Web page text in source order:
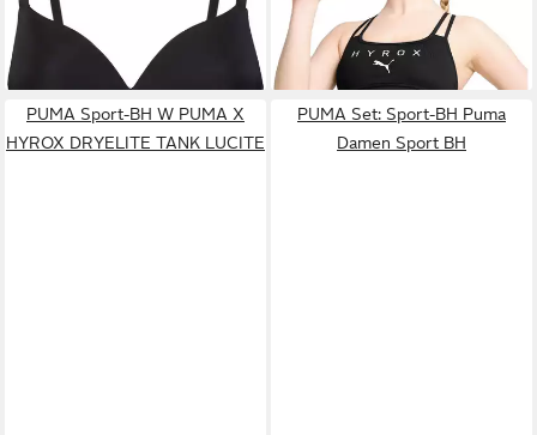
-31%
PUMA Sport-BH W PUMA X
HYROX DRYELITE TANK LUCITE
PUMA Set: Sport-BH Puma
Damen Sport BH